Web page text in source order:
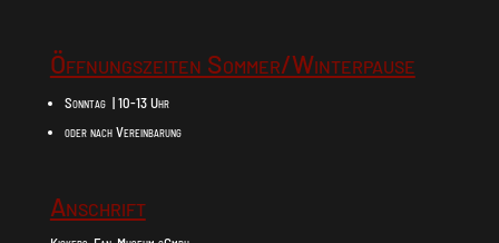
Öffnungszeiten Sommer/Winterpause
Sonntag | 10-13 Uhr
oder nach Vereinbarung
Anschrift